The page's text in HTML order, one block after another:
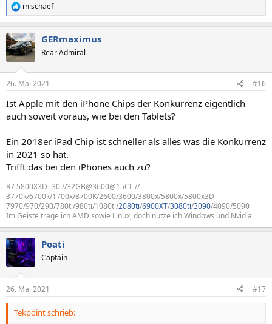
R
e
k
t
i
e
:
mischaef
GERmaximus
Rear Admiral
26. Mai 2021 #16
Ist Apple mit den iPhone Chips der Konkurrenz eigentlich
auch soweit voraus, wie bei den Tablets?
Ein 2018er iPad Chip ist schneller als alles was die Konkurrenz
in 2021 so hat.
Trifft das bei den iPhones auch zu?
R7 5800X3D -30 //32GB@3600@15CL //
3770k/6700k/1700x/8700K/2600/3600/3800x/5800x/5800x3D
7970/970/290/780ti/980ti/1080ti/2080ti/6900XT/3080ti/3090/4090/5090
Im Geiste trage ich AMD sowie Linux, doch nutze ich Windows und Nvidia
Poati
Captain
26. Mai 2021 #17
Tekpoint schrieb: